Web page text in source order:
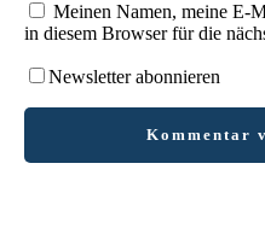
Meinen Namen, meine E-
in diesem Browser für die
Newsletter abonnieren
Kommentar